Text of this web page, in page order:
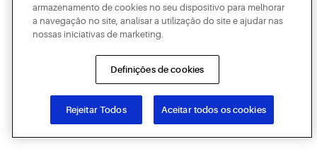
armazenamento de cookies no seu dispositivo para melhorar
a navegação no site, analisar a utilização do site e ajudar nas
nossas iniciativas de marketing.
Definições de cookies
Rejeitar Todos Aceitar todos os cookies